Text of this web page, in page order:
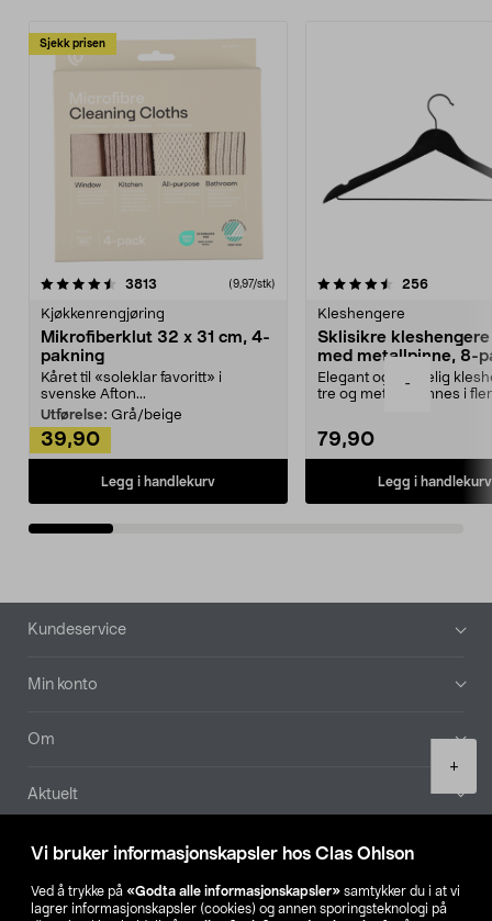
Vi bruker informasjonskapsler hos Clas Ohlson
Ved å trykke på «Godta alle informasjonskapsler» samtykker du i at vi
lagrer informasjonskapsler (cookies) og annen sporingsteknologi på
-
+
Sjekk prisen
3813 anmeldelser(9,97/stk)
Kjøkkenrengjøring
Mikrofiberklut 32 x 31 cm, 4-
pakning
Kåret til «soleklar favoritt» i
svenske Afton...
Utførelse: Grå/beige
39,90
Legg i handlekurv
4.5av 5 stjerner 256
Kleshengere
Sklisikre
med metallpinne, 8-
Elegant og skikkelig
tre og metall – finnes i
79,90
Legg i handlekurv
4.5av 5 stjerner
Bunntekst
Kundeservice
Min konto
Om
Aktuelt
Våre selskaper
Finn din butikk